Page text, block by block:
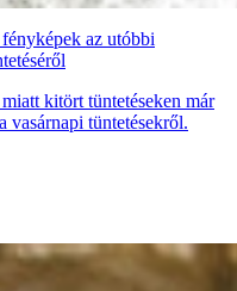
az utóbbi
kitört tüntetéseken már
vasárnapi tüntetésekről.